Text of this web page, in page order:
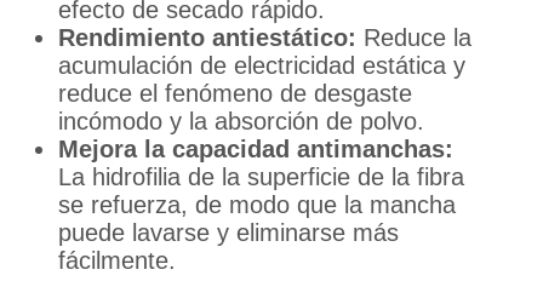
efecto de secado rápido.
Rendimiento antiestático: Reduce la
acumulación de electricidad estática y
reduce el fenómeno de desgaste
incómodo y la absorción de polvo.
Mejora la capacidad antimanchas:
La hidrofilia de la superficie de la fibra
se refuerza, de modo que la mancha
puede lavarse y eliminarse más
fácilmente.